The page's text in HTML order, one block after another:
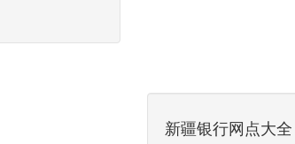
新疆银行网点大全